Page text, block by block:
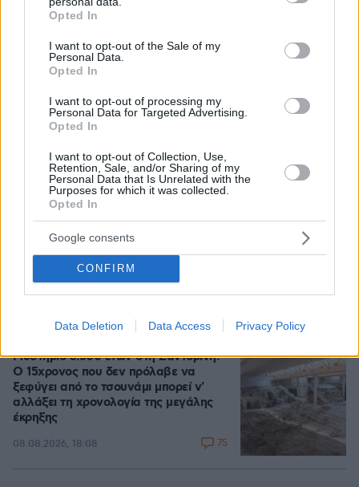
grant or deny consent to Google and its third-party tags to
use your data for below specified purposes in below Google
consent section.
Opted In
I want to opt-out of the Sale of my
Personal Data.
Opted In
I want to opt-out of processing my
Personal Data for Targeted Advertising.
Opted In
I want to opt-out of Collection, Use,
Retention, Sale, and/or Sharing of my
Personal Data that Is Unrelated with the
Purposes for which it was collected.
Opted In
Google consents
CONFIRM
Data Deletion Data Access Privacy Policy
ιστορία του ποδοσφαίρου με μια υπογραφή σε...
Εγκαταλείπει το κόμμα Καρυστιανού
και ο επιχειρηματίας Νίκος
Μπρουτζάκης: Καταγγέλλει κλειστή
κάστα, «λένε προδότες και
08.08.2026, 18:48 343
Βασιλική κηδεία προβλέπεται για τον
πρίγκιπα Άντριου όταν πεθάνει παρά
την αποκαθήλωσή του, αντιδράσεις
για το «μυστικό σχέδιο»
Μυστήριο 3.500 ετών στη Σαντορίνη:
Ο 15χρονος που δεν πρόλαβε να
ξεφύγει από το τσουνάμι μπορεί ν'
αλλάξει τη χρονολογία της μεγάλης
έκρηξης
08.08.2026, 18:08 75